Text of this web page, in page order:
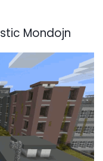
Mondojn